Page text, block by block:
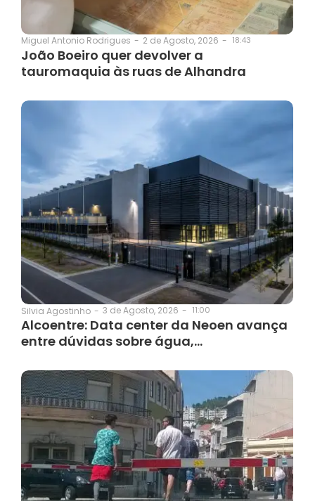
Miguel Antonio Rodrigues - 2 de Agosto, 2026 - 18:43
João Boeiro quer devolver a
tauromaquia às ruas de Alhandra
Silvia Agostinho - 3 de Agosto, 2026 - 11:00
Alcoentre: Data center da Neoen avança
entre dúvidas sobre água,…